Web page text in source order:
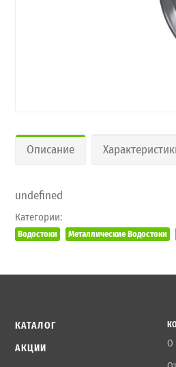
Описание
undefined
Категории:
Водостоки Металлические Водостоки
КАТАЛОГ
АКЦИИ
О